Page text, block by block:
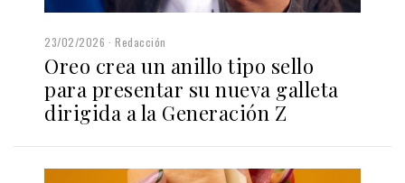
23/02/2026 Redacción
Oreo crea un anillo tipo sello
para presentar su nueva galleta
dirigida a la Generación Z